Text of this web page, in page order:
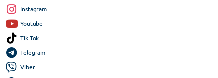
Instagram
Youtube
Tik Tok
Telegram
Viber